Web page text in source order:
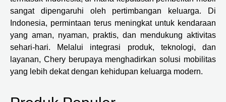
sangat dipengaruhi oleh pertimbangan keluarga. Di
Indonesia, permintaan terus meningkat untuk kendaraan
yang aman, nyaman, praktis, dan mendukung aktivitas
sehari-hari. Melalui integrasi produk, teknologi, dan
layanan, Chery berupaya menghadirkan solusi mobilitas
yang lebih dekat dengan kehidupan keluarga modern.